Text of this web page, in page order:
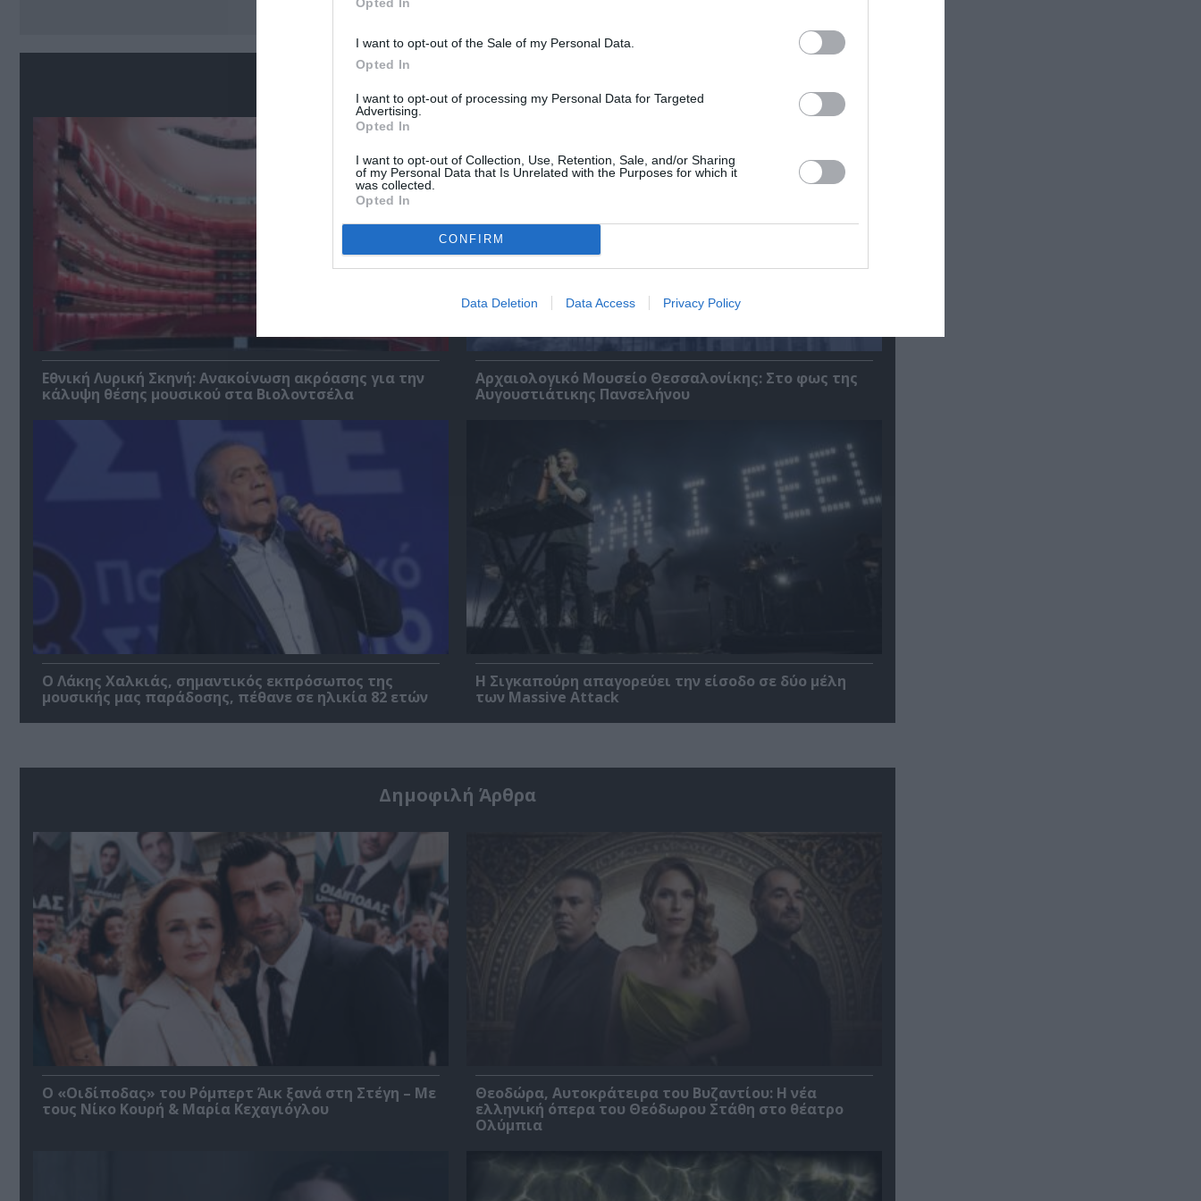
I want to opt-out of the Sale of my Personal Data.
Opted In
I want to opt-out of processing my Personal Data for Targeted
Advertising.
Opted In
I want to opt-out of Collection, Use, Retention, Sale, and/or Sharing
of my Personal Data that Is Unrelated with the Purposes for which it
was collected.
Opted In
CONFIRM
Data Deletion Data Access Privacy Policy
Εθνική Λυρική Σκηνή: Ανακοίνωση ακρόασης για την
κάλυψη θέσης μουσικού στα Βιολοντσέλα
Αρχαιολογικό Μουσείο Θεσσαλονίκης: Στο φως της
Αυγουστιάτικης Πανσελήνου
Ο Λάκης Χαλκιάς, σημαντικός εκπρόσωπος της
μουσικής μας παράδοσης, πέθανε σε ηλικία 82 ετών
Η Σιγκαπούρη απαγορεύει την είσοδο σε δύο μέλη
των Massive Attack
Δημοφιλή Άρθρα
O «Οιδίποδας» του Ρόμπερτ Άικ ξανά στη Στέγη – Με
τους Νίκο Κουρή & Μαρία Κεχαγιόγλου
Θεοδώρα, Αυτοκράτειρα του Βυζαντίου: Η νέα
ελληνική όπερα του Θεόδωρου Στάθη στο θέατρο
Ολύμπια